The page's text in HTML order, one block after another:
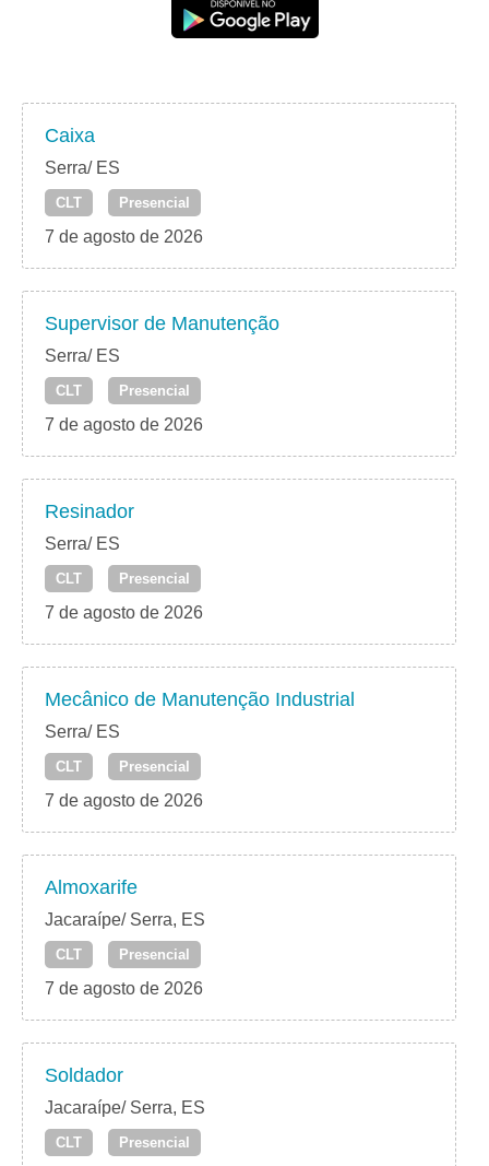
Caixa
Serra/ ES
CLT Presencial
7 de agosto de 2026
Supervisor de Manutenção
Serra/ ES
CLT Presencial
7 de agosto de 2026
Resinador
Serra/ ES
CLT Presencial
7 de agosto de 2026
Mecânico de Manutenção Industrial
Serra/ ES
CLT Presencial
7 de agosto de 2026
Almoxarife
Jacaraípe/ Serra, ES
CLT Presencial
7 de agosto de 2026
Soldador
Jacaraípe/ Serra, ES
CLT Presencial